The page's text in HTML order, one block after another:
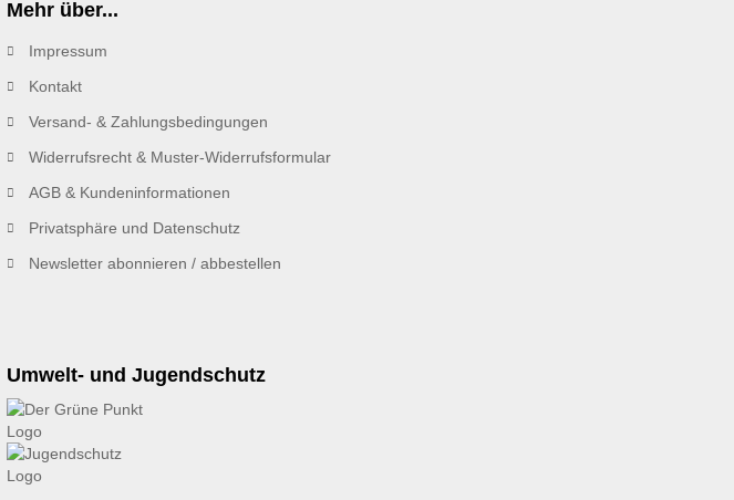
Mehr über...
Impressum
Kontakt
Versand- & Zahlungsbedingungen
Widerrufsrecht & Muster-Widerrufsformular
AGB & Kundeninformationen
Privatsphäre und Datenschutz
Newsletter abonnieren / abbestellen
Umwelt- und Jugendschutz